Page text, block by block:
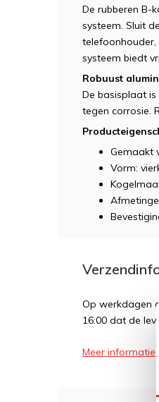
De rubberen B-
systeem. Sluit
telefoonhouder,
systeem biedt
Robuust
De basisplaat
tegen corrosie.
Gemaakt
Vorm:
Op werkdagen
16:00 dat de
Meer informatie